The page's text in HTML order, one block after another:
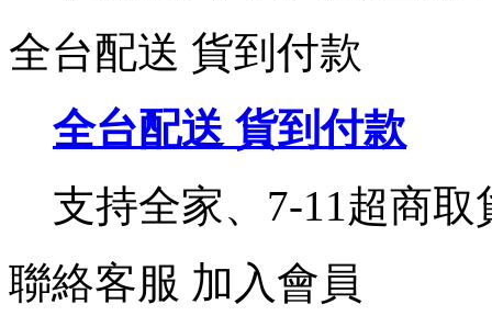
全台配送 貨到付款
全台配送 貨到付款
支持全家、7-11超商
聯絡客服 加入會員